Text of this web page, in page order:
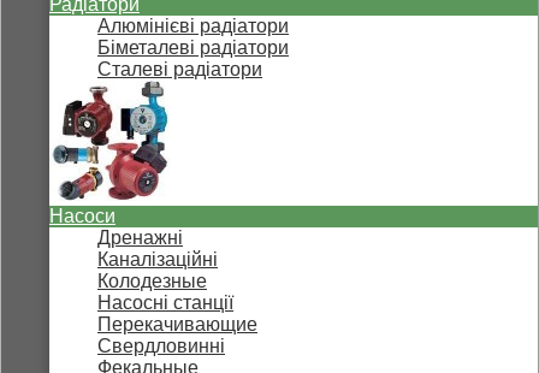
Радіатори
Алюмінієві радіатори
Біметалеві радіатори
Сталеві радіатори
Насоси
Дренажні
Каналізаційні
Колодезные
Насосні станції
Перекачивающие
Свердловинні
Фекальные